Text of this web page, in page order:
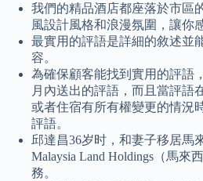
我們的精品酒店都座落於市區
風設計風格和浪漫氛圍，讓你
最實用的評語是詳細的敘述並
容。
為確保顧客能找到實用的評語
月內送出的評語，而且當評語
或者住宿有所有權變更的情況
評語。
邱達昌36岁时，和妻子移居馬
Malaysia Land Holdings（馬來
務。